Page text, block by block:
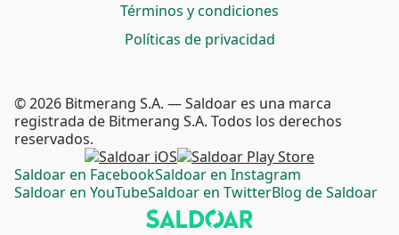
Términos y condiciones
Políticas de privacidad
Saldoar en FacebookSaldoar en Instagram
Saldoar en YouTubeSaldoar en TwitterBlog de Saldoar
© 2026 Bitmerang S.A. — Saldoar es una marca
registrada de Bitmerang S.A. Todos los derechos
reservados.